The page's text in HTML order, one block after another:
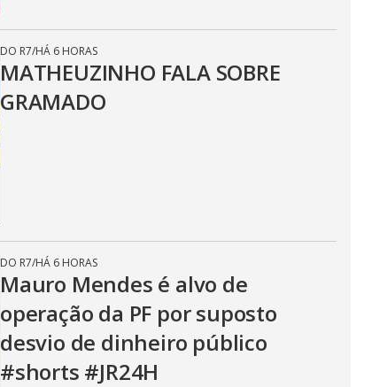
DO R7/HÁ 6 HORAS
MATHEUZINHO FALA SOBRE
GRAMADO
DO R7/HÁ 6 HORAS
Mauro Mendes é alvo de
operação da PF por suposto
desvio de dinheiro público
#shorts #JR24H